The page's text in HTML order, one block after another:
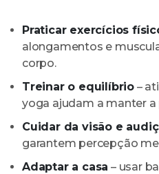
Praticar exercícios
alongamentos e
corpo.
Treinar o equilíbrio –
yoga ajudam a manter a
Cuidar da visão e
garantem percepção
Adaptar a casa – usar